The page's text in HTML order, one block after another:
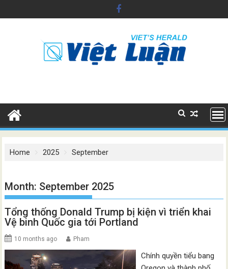
to
Home 2025 September
Month: September 2025
Tổng thống Donald Trump bị kiện vì triển khai
Vệ binh Quốc gia tới Portland
10 months ago Pham
Chính quyền tiểu bang